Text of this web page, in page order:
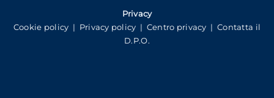
Privacy
Cookie policy | Privacy policy | Centro privacy |Contatta il
D.P.O.